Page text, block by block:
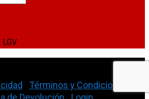
Términos y Condiciones